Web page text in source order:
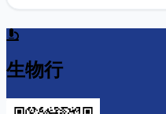
生物行